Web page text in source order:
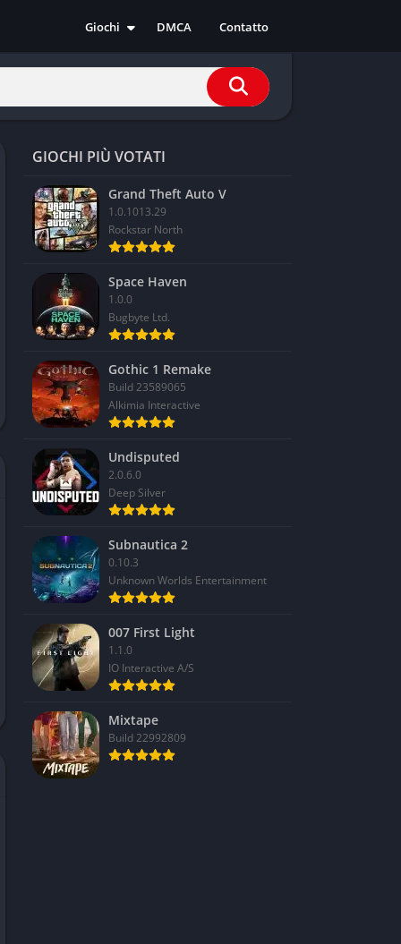
Giochi
Azione
Casual
Indie
RPG
Simulazione
Sport
Strategia
DMCA Contatto
GIOCHI PIÙ VOTATI
Grand Theft Auto V
1.0.1013.29
Rockstar North
Space Haven
1.0.0
Bugbyte Ltd.
Gothic 1 Remake
Build 23589065
Alkimia Interactive
Undisputed
2.0.6.0
Deep Silver
Subnautica 2
0.10.3
Unknown Worlds Entertainment
007 First Light
1.1.0
IO Interactive A/S
Mixtape
Build 22992809